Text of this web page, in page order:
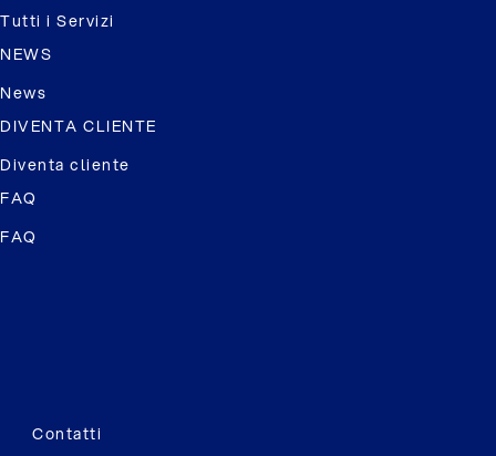
Tutti i Servizi
NEWS
News
DIVENTA CLIENTE
Diventa cliente
FAQ
FAQ
Contatti